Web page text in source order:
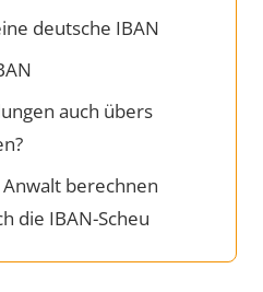
deutsche IBAN
auch übers
berechnen
die IBAN-Scheu